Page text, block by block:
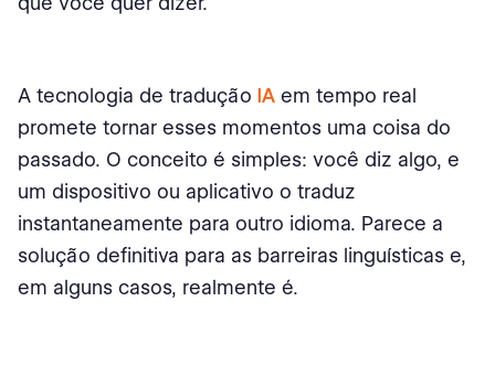
Exemplo teórico na vida real
O júri emitiu uma decisão: A Tradução de IA em Tempo
Real Veio para Ficar
Por que a tradução de IA é um trabalhador tão
impecável
A tecnologia de tradução IA em tempo real
promete tornar esses momentos uma coisa do
passado. O conceito é simples: você diz algo, e
um dispositivo ou aplicativo o traduz
instantaneamente para outro idioma. Parece a
solução definitiva para as barreiras linguísticas e,
em alguns casos, realmente é.